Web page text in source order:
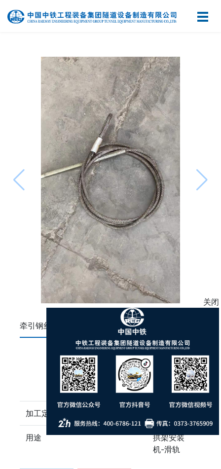
牵引钢丝绳
加工定制
用途
拱架安装
机-滑轨
关闭